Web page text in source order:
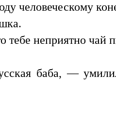
человеческому
неприятно чай
баба, —